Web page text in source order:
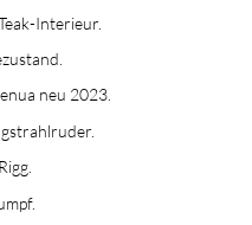
Interieur.
neu 2023.